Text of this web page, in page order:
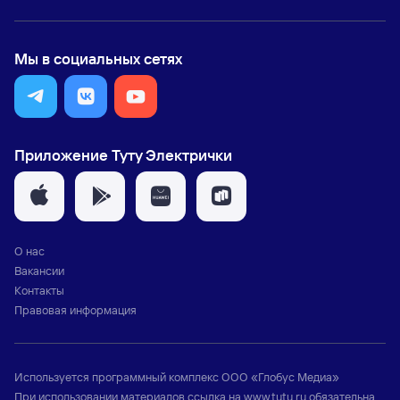
Мы в социальных сетях
Приложение Туту Электрички
О нас
Вакансии
Контакты
Правовая информация
Используется программный комплексООО «Глобус Медиа»
При использовании материалов ссылка на www.tutu.ruобязательна